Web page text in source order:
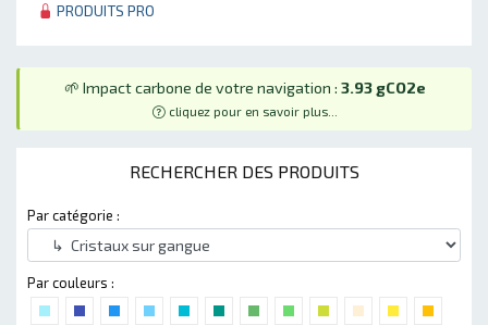
PRODUITS PRO
🌱 Impact carbone de votre navigation : 3.93 gCO2e
cliquez pour en savoir plus...
RECHERCHER DES PRODUITS
Par catégorie :
Par couleurs :